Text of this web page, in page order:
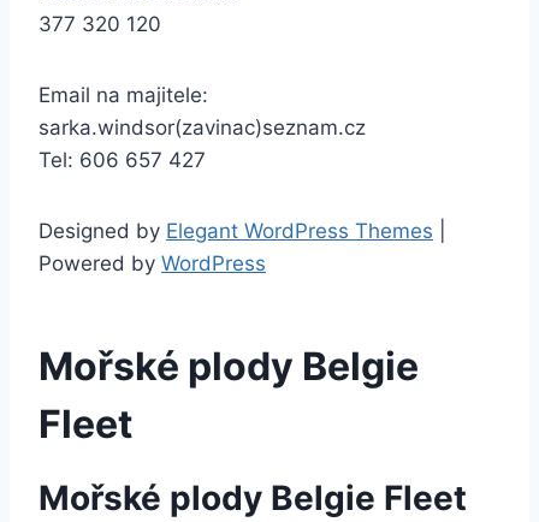
377 320 120
Email na majitele:
sarka.windsor(zavinac)seznam.cz
Tel: 606 657 427
Designed by Elegant WordPress Themes
Powered by WordPress
Mořské plody Belgie
Fleet
Mořské plody Belgie Fleet